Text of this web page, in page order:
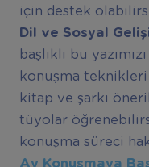
için destek
Dil ve Sosyal Geliş
başlıklı bu
konuşma
kitap ve şarkı
tüyolar
konuşma süreci
Ay Konuşmaya Ba